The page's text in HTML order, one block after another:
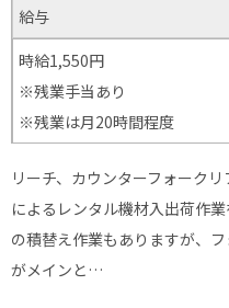
給与
時給1,550円
※残業手当あり
※残業は月20時間程度
リーチ、カウンターフォーク
によるレンタル機材入出荷作
の積替え作業もありますが、
がメインと…